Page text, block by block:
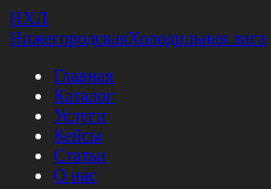
НХЛ
НижегородскаяХолодильная лига
Главная
Каталог
Услуги
Кейсы
Статьи
О нас